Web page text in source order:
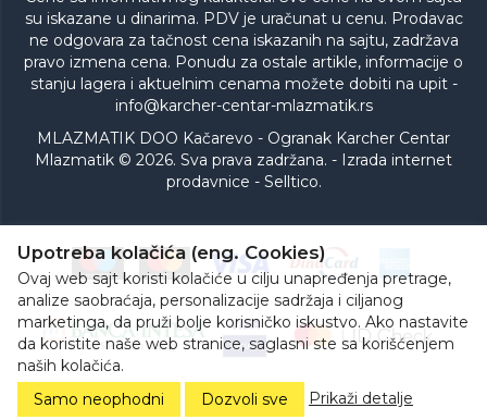
su iskazane u dinarima. PDV je uračunat u cenu. Prodavac
ne odgovara za tačnost cena iskazanih na sajtu, zadržava
pravo izmena cena. Ponudu za ostale artikle, informacije o
stanju lagera i aktuelnim cenama možete dobiti na upit -
info@karcher-centar-mlazmatik.rs
MLAZMATIK DOO Kačarevo - Ogranak Karcher Centar
Mlazmatik © 2026. Sva prava zadržana. - Izrada internet
prodavnice - Selltico.
Upotreba kolačića (eng. Cookies)
Ovaj web sajt koristi kolačiće u cilju unapređenja pretrage,
analize saobraćaja, personalizacije sadržaja i ciljanog
marketinga, da pruži bolje korisničko iskustvo. Ako nastavite
da koristite naše web stranice, saglasni ste sa korišćenjem
naših kolačića.
Samo neophodni
Dozvoli sve Prikaži detalje